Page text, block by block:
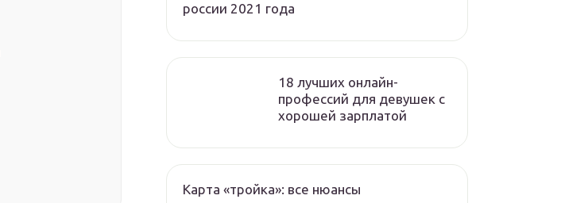
россии 2021 года
18 лучших онлайн-
профессий для девушек с
хорошей зарплатой
Карта «тройка»: все нюансы